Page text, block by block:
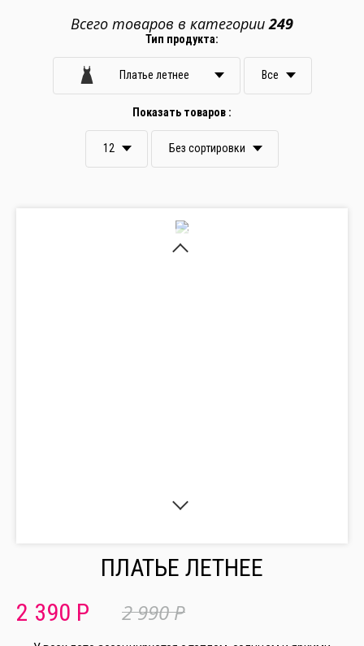
Всего товаров в категории249
Тип продукта:
Платье летнее Все
Показать товаров :
12 Без сортировки
ПЛАТЬЕ ЛЕТНЕЕ
2 390 Р
2 990 P